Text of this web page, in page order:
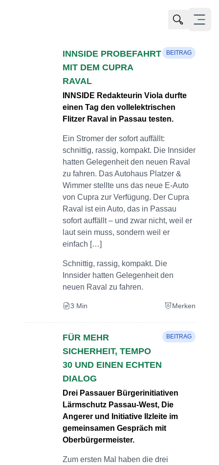
Suche
Menü
INNSIDE PROBEFAHRT
MIT DEM CUPRA
RAVAL
BEITRAG
INNSIDE Redakteurin Viola durfte
einen Tag den vollelektrischen
Flitzer Raval in Passau testen.
Ein Stromer der sofort auffällt:
schnittig, rassig, kompakt. Die Innsider
hatten Gelegenheit den neuen Raval
zu fahren. Das Autohaus Platzer &
Wimmer stellte uns das neue E-Auto
von Cupra zur Verfügung. Der Cupra
Raval ist ein Auto, das in Passau
sofort auffällt – und zwar nicht, weil er
laut sein muss, sondern weil er
einfach […]
Schnittig, rassig, kompakt. Die
Innsider hatten Gelegenheit den
neuen Raval zu fahren.
3 Min Merken
FÜR MEHR
SICHERHEIT, TEMPO
30 UND EINEN ECHTEN
DIALOG
BEITRAG
Drei Passauer Bürgerinitiativen
Lärmschutz Passau-West, Die
Angerer und Initiative Ilzleite im
gemeinsamen Gespräch mit
Oberbürgermeister.
Zum ersten Mal haben die drei